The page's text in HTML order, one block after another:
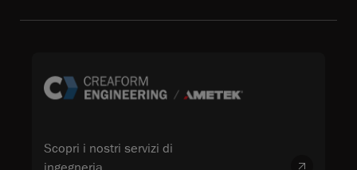
Scopri i nostri servizi di